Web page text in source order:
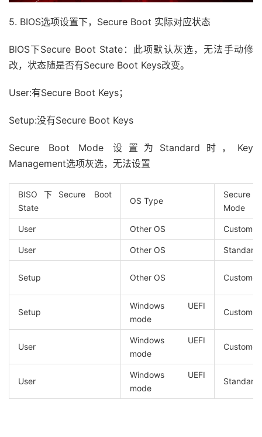
5. BIOS选项设置下，Secure Boot 实际对应状态
BIOS下Secure Boot State：此项默认灰选，无法手动修
改，状态随是否有Secure Boot Keys改变。
User:有Secure Boot Keys；
Setup:没有Secure Boot Keys
Secure Boot Mode 设置为Standard时，Key
Management选项灰选，无法设置
BISO下Secure Boot
State
OS Type
Mode
User Other OS Customer
User Other OS Standard
Setup Other OS Customer
Setup
Windows UEFI
mode
Customer
User
Windows UEFI
mode
Customer
User
Windows UEFI
mode
Standard